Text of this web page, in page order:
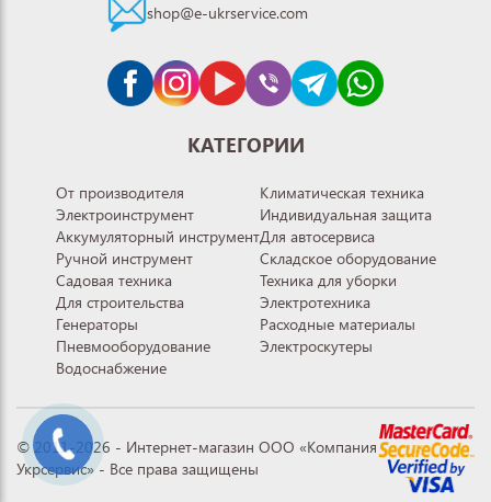
shop@e-ukrservice.com
КАТЕГОРИИ
От производителя
Электроинструмент
Аккумуляторный инструмент
Ручной инструмент
Садовая техника
Для строительства
Генераторы
Пневмооборудование
Водоснабжение
Климатическая техника
Индивидуальная защита
Для автосервиса
Складское оборудование
Техника для уборки
Электротехника
Расходные материалы
Электроскутеры
© 2011-2026 - Интернет-магазин ООО «Компания
Укрсервис» - Все права защищены